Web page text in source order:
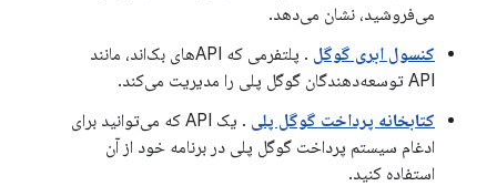
می‌فروشید، نشان می‌دهد.
کنسول ابری گوگل
. پلتفرمی که APIهای بک‌اند، مانند
API توسعه‌دهندگان گوگل پلی را مدیریت می‌کند.
کتابخانه پرداخت گوگل پلی
. یک API که می‌توانید برای
ادغام سیستم پرداخت گوگل پلی در برنامه خود از آن
استفاده کنید.